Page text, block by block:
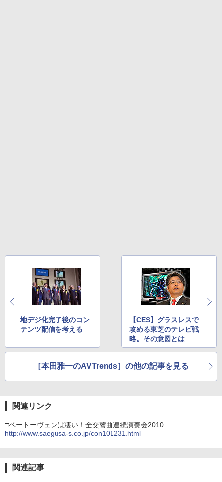
地デジ化完了後のコン
テンツ配信を考える
【CES】グラスレスで
攻める東芝のテレビ戦
略。その意図とは
［本田雅一のAVTrends］の他の記事を見る
関連リンク
□ベートーヴェンは凄い！全交響曲連続演奏会2010
http://www.saegusa-s.co.jp/con101231.html
関連記事